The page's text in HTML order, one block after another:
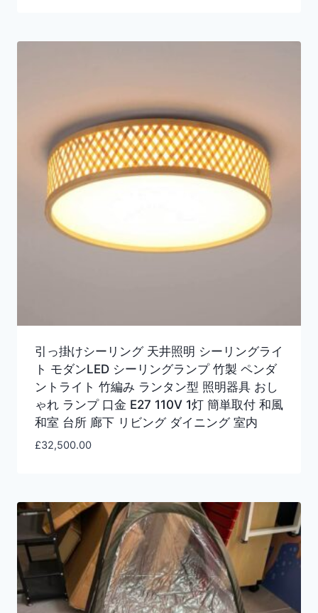
引っ掛けシーリング 天井照明 シーリングライ
ト モダンLED シーリングランプ 竹製 ペンダ
ントライト 竹編み ランタン型 照明器具 おし
ゃれ ランプ 口金 E27 110V 1灯 簡単取付 和風
和室 台所 廊下 リビング ダイニング 室内
£32,500.00